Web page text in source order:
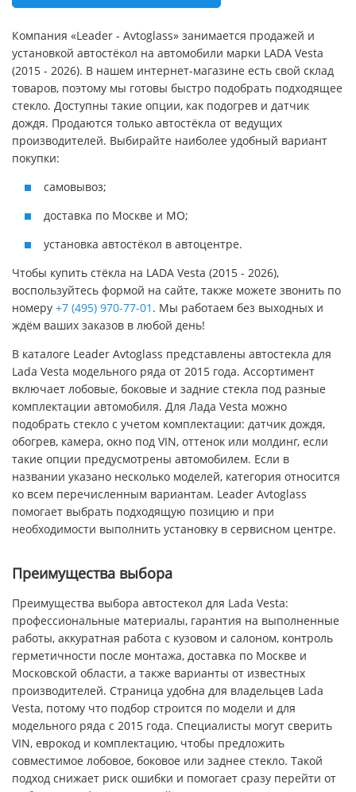
Компания «Leader - Avtoglass» занимается продажей и
установкой автостёкол на автомобили марки LADA Vesta
(2015 - 2026). В нашем интернет-магазине есть свой склад
товаров, поэтому мы готовы быстро подобрать подходящее
стекло. Доступны такие опции, как подогрев и датчик
дождя. Продаются только автостёкла от ведущих
производителей. Выбирайте наиболее удобный вариант
покупки:
самовывоз;
доставка по Москве и МО;
установка автостёкол в автоцентре.
Чтобы купить стёкла на LADA Vesta (2015 - 2026),
воспользуйтесь формой на сайте, также можете звонить по
номеру +7 (495) 970-77-01 . Мы работаем без выходных и
ждём ваших заказов в любой день!
В каталоге Leader Avtoglass представлены автостекла для
Lada Vesta модельного ряда от 2015 года. Ассортимент
включает лобовые, боковые и задние стекла под разные
комплектации автомобиля. Для Лада Vesta можно
подобрать стекло с учетом комплектации: датчик дождя,
обогрев, камера, окно под VIN, оттенок или молдинг, если
такие опции предусмотрены автомобилем. Если в
названии указано несколько моделей, категория относится
ко всем перечисленным вариантам. Leader Avtoglass
помогает выбрать подходящую позицию и при
необходимости выполнить установку в сервисном центре.
Преимущества выбора
Преимущества выбора автостекол для Lada Vesta:
профессиональные материалы, гарантия на выполненные
работы, аккуратная работа с кузовом и салоном, контроль
герметичности после монтажа, доставка по Москве и
Московской области, а также варианты от известных
производителей. Страница удобна для владельцев Lada
Vesta, потому что подбор строится по модели и для
модельного ряда с 2015 года. Специалисты могут сверить
VIN, еврокод и комплектацию, чтобы предложить
совместимое лобовое, боковое или заднее стекло. Такой
подход снижает риск ошибки и помогает сразу перейти от